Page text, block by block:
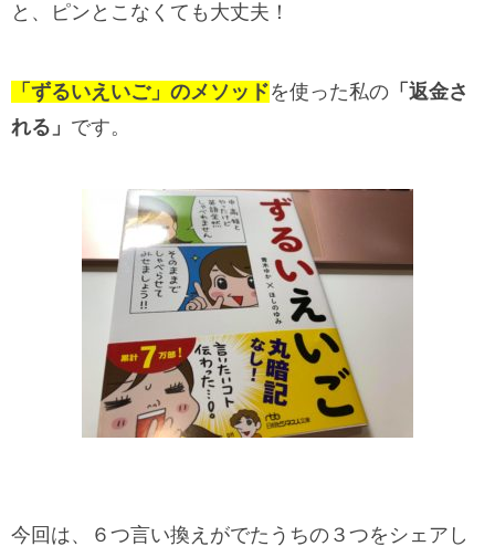
と、ピンとこなくても大丈夫！
「ずるいえいご」のメソッドを使った私の 「返金さ
れる」 です。
今回は、６つ言い換えがでたうちの３つをシェアし